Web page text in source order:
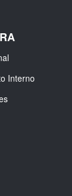
Interno